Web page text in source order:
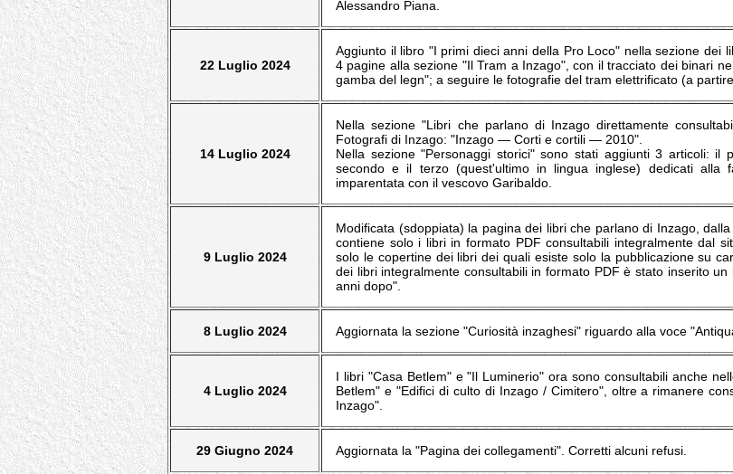
Alessandro Piana.
22 Luglio 2024
Aggiunto il libro "I primi dieci anni della Pro Loco" nella sezione dei
4 pagine alla sezione "Il Tram a Inzago", con il tracciato dei binari
gamba del legn"; a seguire le fotografie del tram elettrificato (a
14 Luglio 2024
Nella sezione "Libri che parlano di Inzago direttamente
Fotografi di Inzago: "Inzago ― Corti e cortili ― 2010".
Nella sezione "Personaggi storici" sono stati aggiunti 3 articoli: il
secondo e il terzo (quest'ultimo in lingua inglese) dedicati alla
imparentata con il vescovo Garibaldo.
9 Luglio 2024
Modificata (sdoppiata) la pagina dei libri che parlano di Inzago,
contiene solo i libri in formato PDF consultabili integralmente dal
solo le copertine dei libri dei quali esiste solo la pubblicazione su
dei libri integralmente consultabili in formato PDF è stato inserito
anni dopo".
8 Luglio 2024 Aggiornata la sezione "Curiosità inzaghesi" riguardo alla voce
4 Luglio 2024
I libri "Casa Betlem" e "Il Luminerio" ora sono consultabili anche
Betlem" e "Edifici di culto di Inzago / Cimitero", oltre a rimanere
Inzago".
29 Giugno 2024 Aggiornata la "Pagina dei collegamenti". Corretti alcuni refusi.